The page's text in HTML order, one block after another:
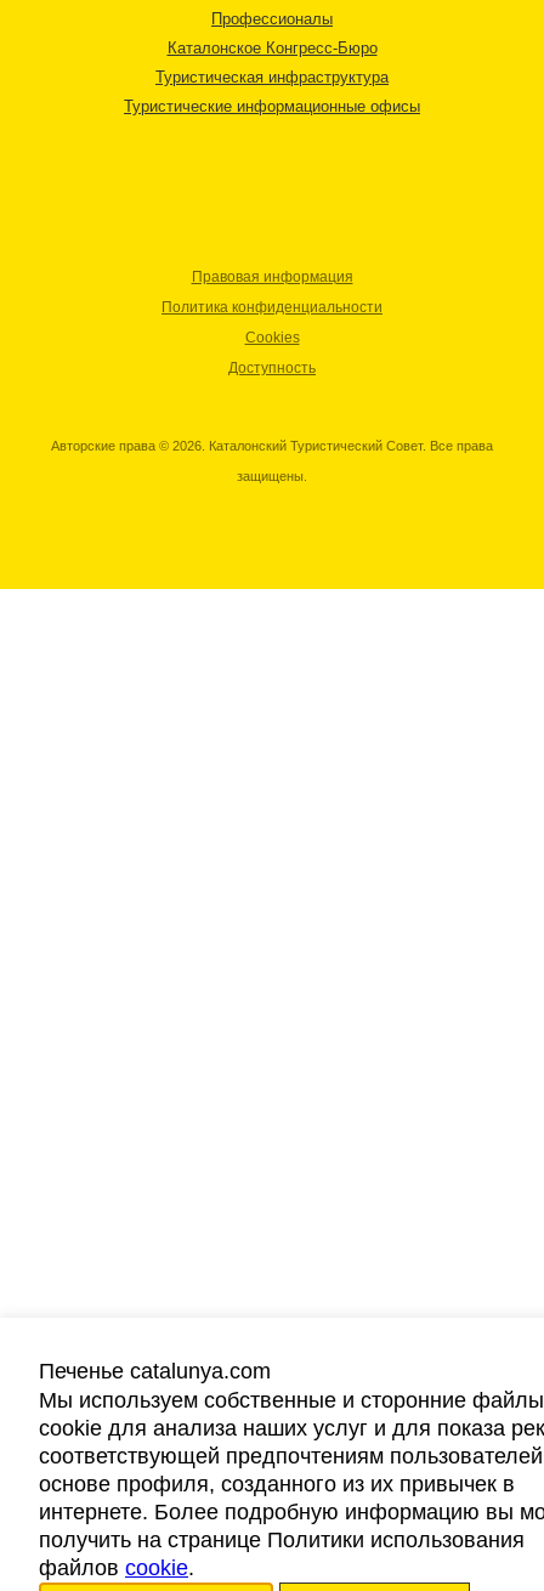
Профессионалы
Каталонское Конгресс-Бюро
Туристическая инфраструктура
Туристические информационные офисы
Правовая информация
Политика конфиденциальности
Cookies
Доступность
Авторские права © 2026. Каталонский Туристический Совет. Все права
защищены.
Печенье catalunya.com
Мы используем собственные и сторонние файлы
cookie для анализа наших услуг и для показа
соответствующей предпочтениям
основе профиля, созданного из их привычек в
интернете. Более подробную информацию вы
получить на странице Политики использования
файлов cookie.